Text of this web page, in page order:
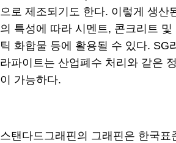
으로 제조되기도 한다. 이렇게 생산
의 특성에 따라 시멘트, 콘크리트
틱 화합물 등에 활용될 수 있다. SG
라파이트는 산업폐수 처리와 같은
이 가능하다.
스탠다드그래핀의 그래핀은 한국표